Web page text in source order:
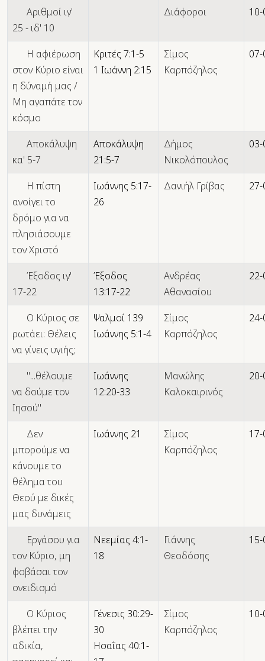
Αριθμοί ιγ'
25 - ιδ' 10
Διάφοροι
Η αφιέρωση
στον Κύριο είναι
η δύναμή μας /
Μη αγαπάτε τον
κόσμο
Κριτές 7:1-5
1 Ιωάννη 2:15
Σίμος
Καρπόζηλος
Αποκάλυψη
κα' 5-7
Αποκάλυψη
21:5-7
Δήμος
Νικολόπουλος
Η πίστη
ανοίγει το
δρόμο για να
πλησιάσουμε
τον Χριστό
Ιωάννης 5:17-
26
Δανιήλ Γρίβας
Έξοδος ιγ'
17-22
Έξοδος
13:17-22
Ανδρέας
Αθανασίου
Ο Κύριος σε
ρωτάει: Θέλεις
να γίνεις υγιής;
Ψαλμοί 139
Ιωάννης 5:1-4
Σίμος
Καρπόζηλος
"...θέλουμε
να δούμε τον
Ιησού"
Ιωάννης
12:20-33
Μανώλης
Καλοκαιρινός
Δεν
μπορούμε να
κάνουμε το
θέλημα του
Θεού με δικές
μας δυνάμεις
Ιωάννης 21
Σίμος
Καρπόζηλος
Εργάσου για
τον Κύριο, μη
φοβάσαι τον
ονειδισμό
Νεεμίας 4:1-
18
Γιάννης
Θεοδόσης
Ο Κύριος
βλέπει την
αδικία,
Γένεσις 30:29-
30
Ησαΐας 40:1-
Σίμος
Καρπόζηλος